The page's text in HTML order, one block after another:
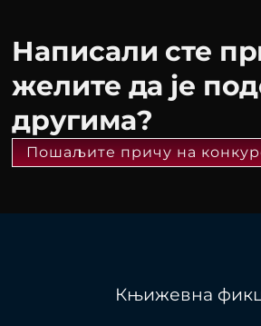
Написали сте
желите да је
другима?
Пошаљите причу на
Књижевна